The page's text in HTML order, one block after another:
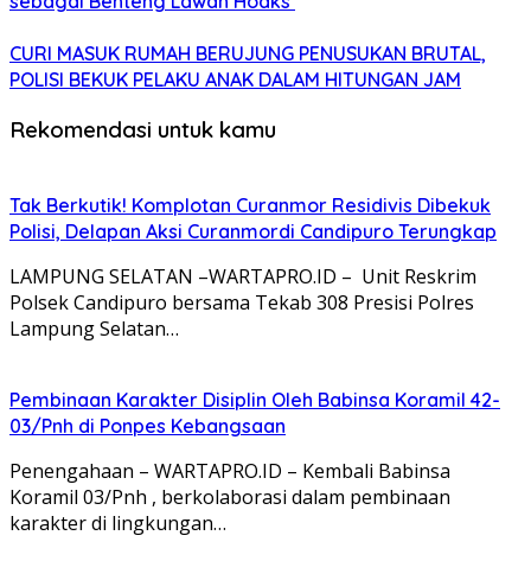
CURI MASUK RUMAH BERUJUNG PENUSUKAN BRUTAL,
POLISI BEKUK PELAKU ANAK DALAM HITUNGAN JAM
Rekomendasi untuk kamu
Tak Berkutik! Komplotan Curanmor Residivis Dibekuk
Polisi, Delapan Aksi Curanmordi Candipuro Terungkap
LAMPUNG SELATAN –WARTAPRO.ID – Unit Reskrim
Polsek Candipuro bersama Tekab 308 Presisi Polres
Lampung Selatan…
Pembinaan Karakter Disiplin Oleh Babinsa Koramil 42-
03/Pnh di Ponpes Kebangsaan
Penengahaan – WARTAPRO.ID – Kembali Babinsa
Koramil 03/Pnh , berkolaborasi dalam pembinaan
karakter di lingkungan…